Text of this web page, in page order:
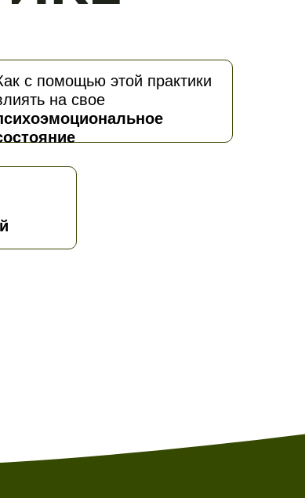
с помощью этой практики
на свое